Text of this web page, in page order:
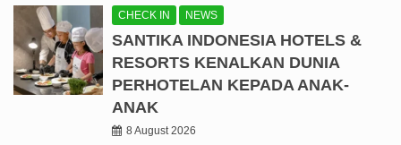
CHECK IN NEWS
SANTIKA INDONESIA HOTELS &
RESORTS KENALKAN DUNIA
PERHOTELAN KEPADA ANAK-
ANAK
8 August 2026